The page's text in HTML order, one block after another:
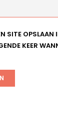
SITE OPSLAAN
KEER